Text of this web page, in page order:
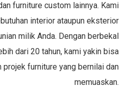
furniture custom lainnya. Kami
interior ataupun eksterior
milik Anda. Dengan berbekal
dari 20 tahun, kami yakin bisa
projek furniture yang bernilai dan
memuaskan.